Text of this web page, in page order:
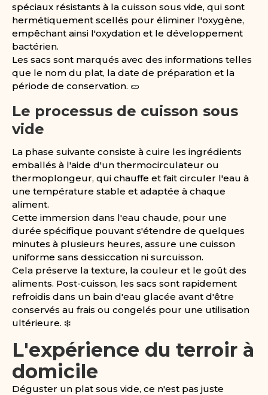
spéciaux résistants à la cuisson sous vide, qui sont
hermétiquement scellés pour éliminer l'oxygène,
empêchant ainsi l'oxydation et le développement
bactérien.
Les sacs sont marqués avec des informations telles
que le nom du plat, la date de préparation et la
période de conservation. 🥒
Le processus de cuisson sous
vide
La phase suivante consiste à cuire les ingrédients
emballés à l'aide d'un thermocirculateur ou
thermoplongeur, qui chauffe et fait circuler l'eau à
une température stable et adaptée à chaque
aliment.
Cette immersion dans l'eau chaude, pour une
durée spécifique pouvant s'étendre de quelques
minutes à plusieurs heures, assure une cuisson
uniforme sans dessiccation ni surcuisson.
Cela préserve la texture, la couleur et le goût des
aliments. Post-cuisson, les sacs sont rapidement
refroidis dans un bain d'eau glacée avant d'être
conservés au frais ou congelés pour une utilisation
ultérieure. ❄️
L'expérience du terroir à
domicile
Déguster un plat sous vide, ce n'est pas juste